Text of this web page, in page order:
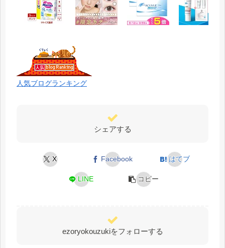
人気ブログランキング
シェアする
X Facebook はてブ
LINE コピー
ezoryokouzukiをフォローする